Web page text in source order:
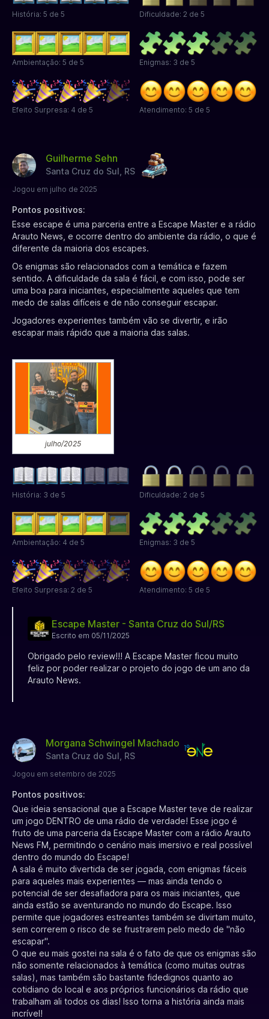
História: 5 de 5 Dificuldade: 2 de 5
Ambientação: 5 de 5 Enigmas: 3 de 5
Efeito Surpresa: 4 de 5 Atendimento: 5 de 5
Guilherme Sehn
Santa Cruz do Sul, RS
Jogou em julho de 2025
Pontos positivos:
Esse escape é uma parceria entre a Escape Master e a rádio
Arauto News, e ocorre dentro do ambiente da rádio, o que é
diferente da maioria dos escapes.
Os enigmas são relacionados com a temática e fazem
sentido. A dificuldade da sala é fácil, e com isso, pode ser
uma boa para iniciantes, especialmente aqueles que tem
medo de salas difíceis e de não conseguir escapar.
Jogadores experientes também vão se divertir, e irão
escapar mais rápido que a maioria das salas.
julho/2025
História: 3 de 5 Dificuldade: 2 de 5
Ambientação: 4 de 5 Enigmas: 3 de 5
Efeito Surpresa: 2 de 5 Atendimento: 5 de 5
Escape Master - Santa Cruz do Sul/RS
Escrito em 05/11/2025
Obrigado pelo review!!! A Escape Master ficou muito
feliz por poder realizar o projeto do jogo de um ano da
Arauto News.
Morgana Schwingel Machado
Santa Cruz do Sul, RS
Jogou em setembro de 2025
Pontos positivos:
Que ideia sensacional que a Escape Master teve de realizar
um jogo DENTRO de uma rádio de verdade! Esse jogo é
fruto de uma parceria da Escape Master com a rádio Arauto
News FM, permitindo o cenário mais imersivo e real possível
dentro do mundo do Escape!
A sala é muito divertida de ser jogada, com enigmas fáceis
para aqueles mais experientes — mas ainda tendo o
potencial de ser desafiadora para os mais iniciantes, que
ainda estão se aventurando no mundo do Escape. Isso
permite que jogadores estreantes também se divirtam muito,
sem correrem o risco de se frustrarem pelo medo de "não
escapar".
O que eu mais gostei na sala é o fato de que os enigmas são
não somente relacionados à temática (como muitas outras
salas), mas também são bastante fidedignos quanto ao
cotidiano do local e aos próprios funcionários da rádio que
trabalham ali todos os dias! Isso torna a história ainda mais
incrível!